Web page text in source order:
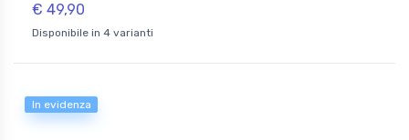
€ 49,90
Disponibile in 4 varianti
In evidenza